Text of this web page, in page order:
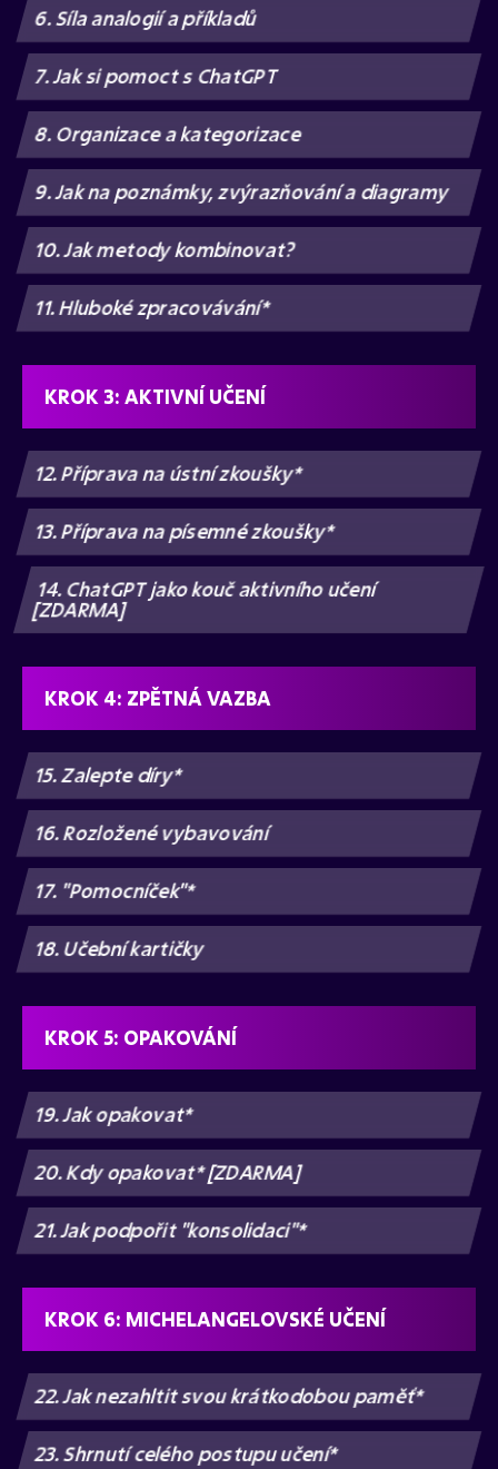
6. Síla analogií a příkladů
7. Jak si pomoct s ChatGPT
8. Organizace a kategorizace
9. Jak na poznámky, zvýrazňování a diagramy
10. Jak metody kombinovat?
11. Hluboké zpracovávání*
KROK 3: AKTIVNÍ UČENÍ
12. Příprava na ústní zkoušky*
13. Příprava na písemné zkoušky*
14. ChatGPT jako kouč aktivního učení
[ZDARMA]
KROK 4: ZPĚTNÁ VAZBA
15. Zalepte díry*
16. Rozložené vybavování
17. "Pomocníček"*
18. Učební kartičky
KROK 5: OPAKOVÁNÍ
19. Jak opakovat*
20. Kdy opakovat* [ZDARMA]
21. Jak podpořit "konsolidaci"*
KROK 6: MICHELANGELOVSKÉ UČENÍ
22. Jak nezahltit svou krátkodobou paměť*
23. Shrnutí celého postupu učení*